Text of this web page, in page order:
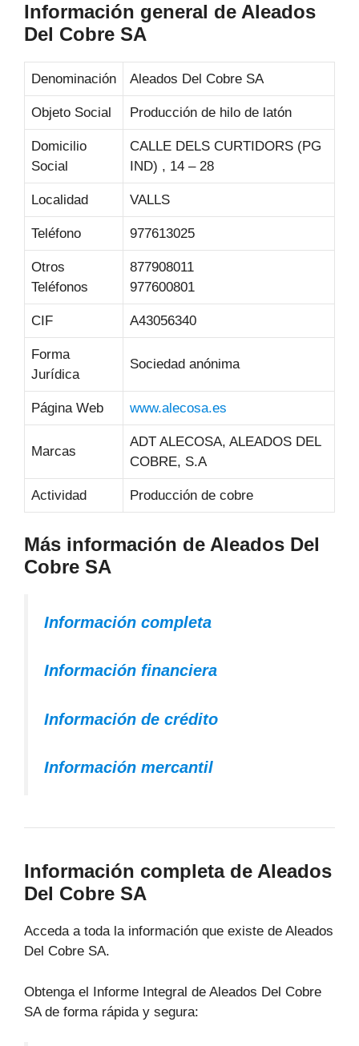
Información general de Aleados
Del Cobre SA
Denominación Aleados Del Cobre SA
Objeto Social Producción de hilo de latón
Domicilio
Social
CALLE DELS CURTIDORS (PG
IND) , 14 – 28
Localidad VALLS
Teléfono 977613025
Otros
Teléfonos
877908011
977600801
CIF A43056340
Forma
Jurídica
Sociedad anónima
Página Web www.alecosa.es
Marcas
ADT ALECOSA, ALEADOS DEL
COBRE, S.A
Actividad Producción de cobre
Más información de Aleados Del
Cobre SA
Información completa
Información financiera
Información de crédito
Información mercantil
Información completa de Aleados
Del Cobre SA
Acceda a toda la información que existe de Aleados
Del Cobre SA.
Obtenga el Informe Integral de Aleados Del Cobre
SA de forma rápida y segura: